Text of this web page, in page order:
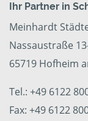
Ihr Partner in
Meinhardt
Nassaustraße
65719 Hofheim
Tel.: +49 6122
Fax: +49 6122